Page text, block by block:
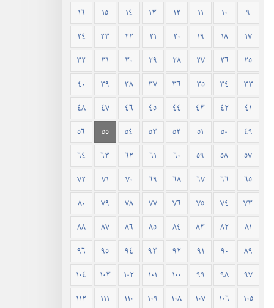
٩
١٠ ١١ ١٢ ١٣ ١٤ ١٥
١٦
١٧
١٨ ١٩ ٢٠ ٢١ ٢٢ ٢٣
٢٤
٢٥
٢٦ ٢٧ ٢٨ ٢٩ ٣٠ ٣١
٣٢
٣٣
٣٤ ٣٥ ٣٦ ٣٧ ٣٨ ٣٩
٤٠
٤١
٤٢ ٤٣ ٤٤ ٤٥ ٤٦ ٤٧
٤٨
٤٩
٥٠ ٥١ ٥٢ ٥٣ ٥٤ ٥٥
٥٦
٥٧
٥٨ ٥٩ ٦٠ ٦١ ٦٢ ٦٣
٦٤
٦٥
٦٦ ٦٧ ٦٨ ٦٩ ٧٠ ٧١
٧٢
٧٣
٧٤ ٧٥ ٧٦ ٧٧ ٧٨ ٧٩
٨٠
٨١
٨٢ ٨٣ ٨٤ ٨٥ ٨٦ ٨٧
٨٨
٨٩
٩٠ ٩١ ٩٢ ٩٣ ٩٤ ٩٥
٩٦
٩٧
٩٨ ٩٩ ١٠٠ ١٠١ ١٠٢ ١٠٣
١٠٤
١٠٥
١٠٦ ١٠٧ ١٠٨ ١٠٩ ١١٠ ١١١
١١٢